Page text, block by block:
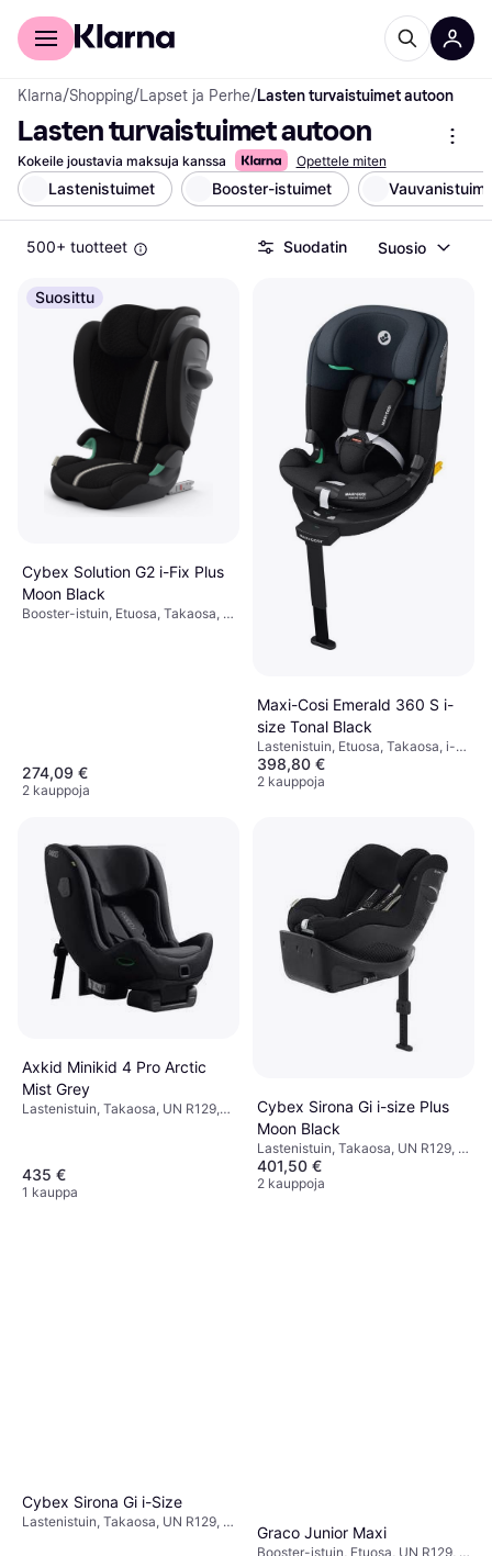
Kuluttajille
Klarna/Shopping/Lapset ja Perhe/Lasten turvaistuimet autoon
Lasten turvaistuimet autoon
Kokeile joustavia maksuja kanssa Opettele miten
Lastenistuimet Booster-istuimet
500+ tuotteet Suodatin Suosio
Suosittu
Cybex Solution G2 i-Fix Plus
Moon Black
Booster-istuin, Etuosa, Takaosa, i-
274,09 €
2 kauppoja
Maxi-Cosi Emerald 360 S i-
size Tonal Black
Lastenistuin, Etuosa, Takaosa, i-
Size, UN R129,
Sivutörmäyssuojaus (ASIP),
pienennin mukana, Sisältää
398,80 €
2 kauppoja
Axkid Minikid 4 Pro Arctic
Mist Grey
Lastenistuin, Takaosa, UN R129,
päällinen
435 €
1 kauppa
Cybex Sirona Gi i-size Plus
Moon Black
Lastenistuin, Takaosa, UN R129, i-
Size, Säädettävä pääntuki,
Vastasyntyneen istuimen
401,50 €
2 kauppoja
Cybex Sirona Gi i-Size
Lastenistuin, Takaosa, UN R129, i-
Graco Junior Maxi
Booster-istuin, Etuosa, UN R129, i-